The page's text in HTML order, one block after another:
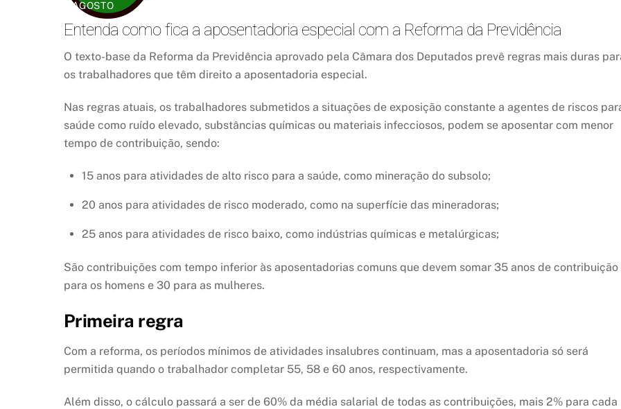
AGOSTO
Entenda como fica a aposentadoria especial com a Reforma da Previdência
O texto-base da Reforma da Previdência aprovado pela Câmara dos Deputados prevê regras mais duras
os trabalhadores que têm direito a aposentadoria especial.
Nas regras atuais, os trabalhadores submetidos a situações de exposição constante a agentes de riscos
saúde como ruído elevado, substâncias químicas ou materiais infecciosos, podem se aposentar com menor
tempo de contribuição, sendo:
15 anos para atividades de alto risco para a saúde, como mineração do subsolo;
20 anos para atividades de risco moderado, como na superfície das mineradoras;
25 anos para atividades de risco baixo, como indústrias químicas e metalúrgicas;
São contribuições com tempo inferior às aposentadorias comuns que devem somar 35 anos de contribuição
para os homens e 30 para as mulheres.
Primeira regra
Com a reforma, os períodos mínimos de atividades insalubres continuam, mas a aposentadoria só será
permitida quando o trabalhador completar 55, 58 e 60 anos, respectivamente.
Além disso, o cálculo passará a ser de 60% da média salarial de todas as contribuições, mais 2% para cada